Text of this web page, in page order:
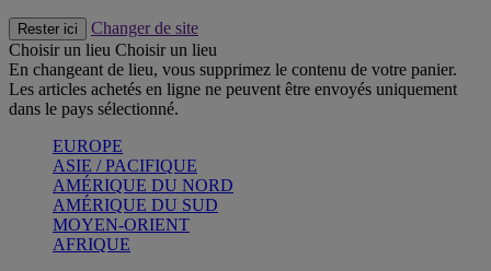
Rester ici
Changer de site
Choisir un lieu Choisir un lieu
En changeant de lieu, vous supprimez le contenu de votre panier.
Les articles achetés en ligne ne peuvent être envoyés uniquement
dans le pays sélectionné.
EUROPE
ASIE / PACIFIQUE
AMÉRIQUE DU NORD
AMÉRIQUE DU SUD
MOYEN-ORIENT
AFRIQUE